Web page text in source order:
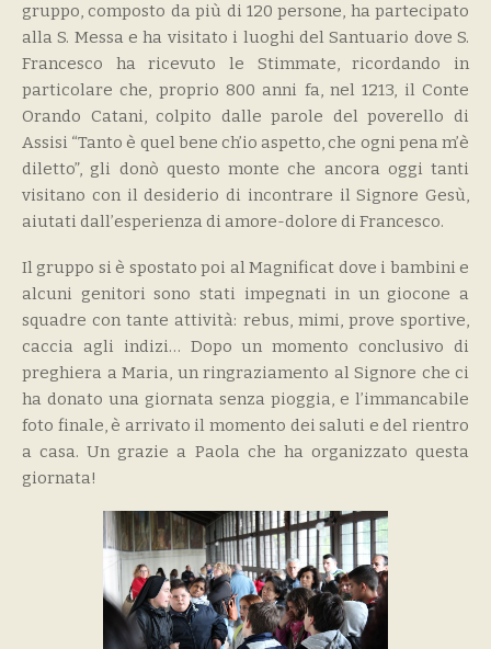
gruppo, composto da più di 120 persone, ha partecipato
alla S. Messa e ha visitato i luoghi del Santuario dove S.
Francesco ha ricevuto le Stimmate, ricordando in
particolare che, proprio 800 anni fa, nel 1213, il Conte
Orando Catani, colpito dalle parole del poverello di
Assisi “Tanto è quel bene ch’io aspetto, che ogni pena m’è
diletto”, gli donò questo monte che ancora oggi tanti
visitano con il desiderio di incontrare il Signore Gesù,
aiutati dall’esperienza di amore-dolore di Francesco.
Il gruppo si è spostato poi al Magnificat dove i bambini e
alcuni genitori sono stati impegnati in un giocone a
squadre con tante attività: rebus, mimi, prove sportive,
caccia agli indizi… Dopo un momento conclusivo di
preghiera a Maria, un ringraziamento al Signore che ci
ha donato una giornata senza pioggia, e l’immancabile
foto finale, è arrivato il momento dei saluti e del rientro
a casa. Un grazie a Paola che ha organizzato questa
giornata!